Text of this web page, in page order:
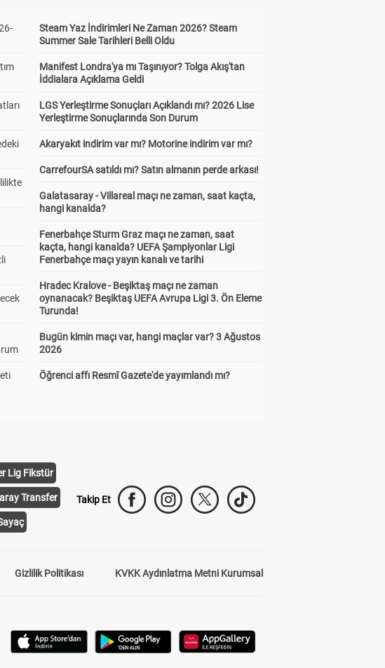
Steam Yaz İndirimleri Ne Zaman 2026? Steam
Summer Sale Tarihleri Belli Oldu
Manifest Londra'ya mı Taşınıyor? Tolga Akış'tan
İddialara Açıklama Geldi
LGS Yerleştirme Sonuçları Açıklandı mı? 2026 Lise
Yerleştirme Sonuçlarında Son Durum
Akaryakıt indirim var mı? Motorine indirim var mı?
CarrefourSA satıldı mı? Satın almanın perde arkası!
Galatasaray - Villareal maçı ne zaman, saat kaçta,
hangi kanalda?
Fenerbahçe Sturm Graz maçı ne zaman, saat
kaçta, hangi kanalda? UEFA Şampiyonlar Ligi
Fenerbahçe maçı yayın kanalı ve tarihi
Hradec Kralove - Beşiktaş maçı ne zaman
oynanacak? Beşiktaş UEFA Avrupa Ligi 3. Ön Eleme
Turunda!
Bugün kimin maçı var, hangi maçlar var? 3 Ağustos
2026
Öğrenci affı Resmî Gazete'de yayımlandı mı?
Lig Fikstür
Transfer Takip Et
Gizlilik Politikası KVKK Aydınlatma Metni Kurumsal